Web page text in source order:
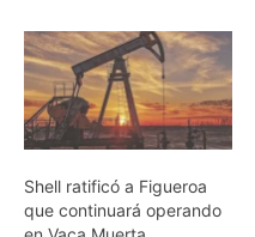
Shell ratificó a Figueroa
que continuará operando